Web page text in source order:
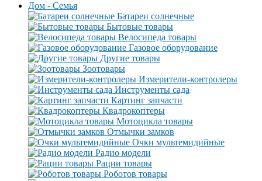
Дом - Семья
Батареи солнечные
Бытовые товары
Велосипеда товары
Газовое оборудование
Другие товары
Зоотовары
Измерители-контролеры
Инструменты сада
Картинг запчасти
Квадрокоптеры
Мотоцикла товары
Отмычки замков
Очки мультемидийные
Радио модели
Рации товары
Роботов товары